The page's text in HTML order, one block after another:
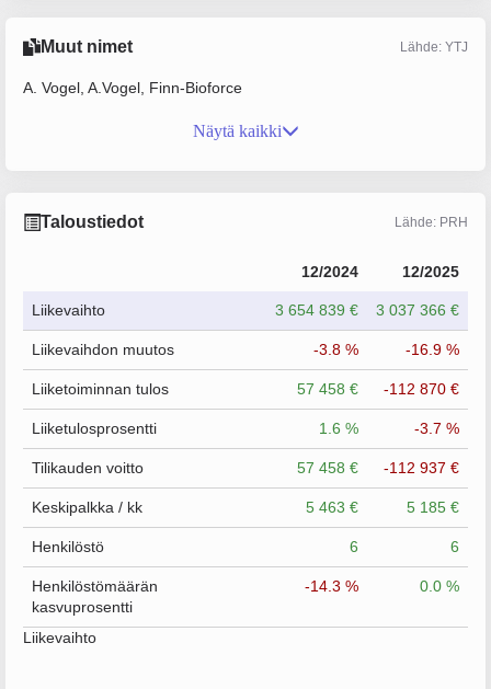
Muut nimet Lähde: YTJ
A. Vogel, A.Vogel, Finn-Bioforce
Näytä kaikki
Taloustiedot Lähde: PRH
12/2024 12/2025
Liikevaihto 3 654 839 € 3 037 366 €
Liikevaihdon muutos -3.8 % -16.9 %
Liiketoiminnan tulos 57 458 € -112 870 €
Liiketulosprosentti 1.6 % -3.7 %
Tilikauden voitto 57 458 € -112 937 €
Keskipalkka / kk 5 463 € 5 185 €
Henkilöstö 6 6
Henkilöstömäärän
kasvuprosentti
-14.3 % 0.0 %
Liikevaihto